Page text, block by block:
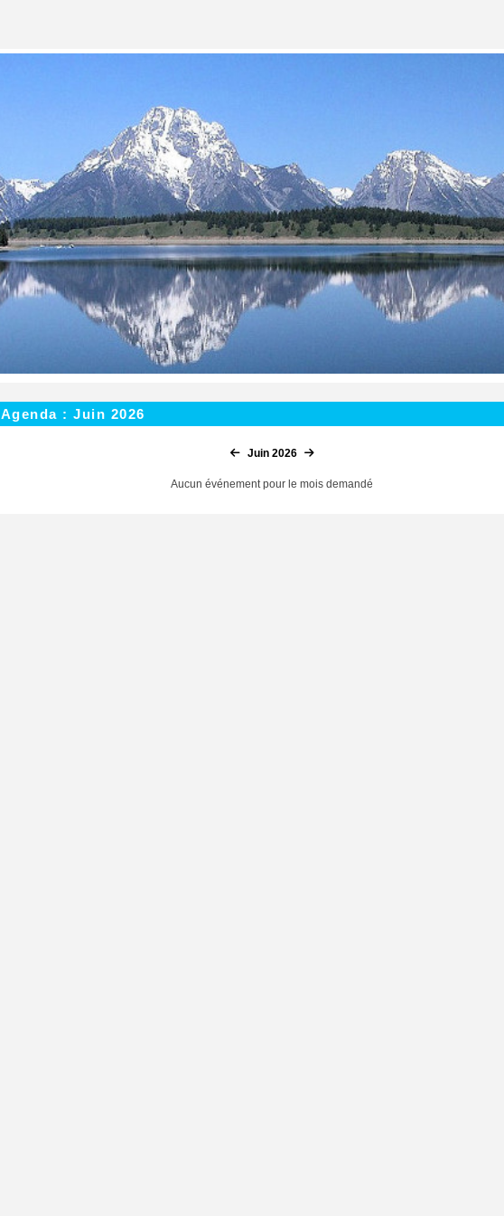
Agenda : Juin 2026
Juin 2026
Aucun événement pour le mois demandé